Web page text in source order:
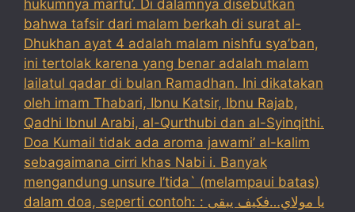
hukumnya marfu’. Di dalamnya disebutkan
bahwa tafsir dari malam berkah di surat al-
Dhukhan ayat 4 adalah malam nishfu sya’ban,
ini tertolak karena yang benar adalah malam
lailatul qadar di bulan Ramadhan. Ini dikatakan
oleh imam Thabari, Ibnu Katsir, Ibnu Rajab,
Qadhi Ibnul Arabi, al-Qurthubi dan al-Syinqithi.
Doa Kumail tidak ada aroma jawami’ al-kalim
sebagaimana cirri khas Nabi i. Banyak
mengandung unsure I’tida` (melampaui batas)
dalam doa, seperti contoh: : يا مولاي…فكيف يبقى